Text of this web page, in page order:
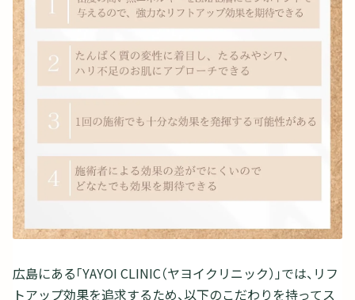
広島にある「YAYOI CLINIC（ヤヨイクリニック）」では、リフ
トアップ効果を追求するため、以下のこだわりを持ってス